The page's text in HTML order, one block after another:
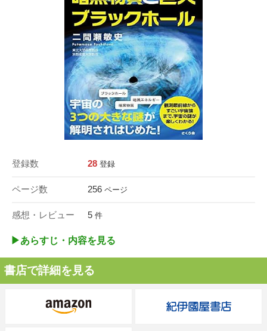
登録数 28 登録
ページ数 256 ページ
感想・レビュー 5 件
▶︎あらすじ・内容を見る
書店で詳細を見る